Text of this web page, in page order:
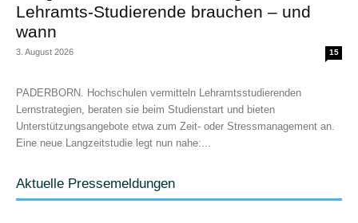
Lehramts-Studierende brauchen – und
wann
3. August 2026 15
PADERBORN. Hochschulen vermitteln Lehramtsstudierenden
Lernstrategien, beraten sie beim Studienstart und bieten
Unterstützungsangebote etwa zum Zeit- oder Stressmanagement an.
Eine neue Langzeitstudie legt nun nahe:...
Aktuelle Pressemeldungen